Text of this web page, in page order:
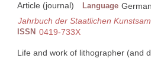
Article (journal) Language German
Jahrbuch der Staatlichen
ISSN 0419-733X
Life and work of lithographer (and